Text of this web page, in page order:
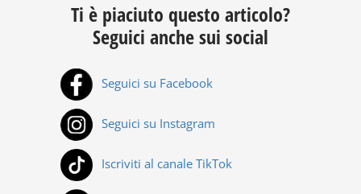
Ti è piaciuto questo articolo?
Seguici anche sui social
Seguici su Facebook
Seguici su Instagram
Iscriviti al canale TikTok